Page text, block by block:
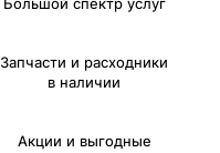
Большой спектр услуг
Запчасти и расходники
в наличии
Акции и выгодные